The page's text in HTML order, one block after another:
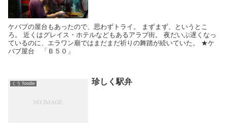
ケバブの屋台もあったので、思わずトライ。 まずまず、というとこ
ろ。 近くはグレイス・ホテルなどもあるアラブ街。 夜だいぶ遅くなっ
ているのに、エラワン廟ではまだまだ祈りの舞踏が続いていた。 ★ケ
バブ屋台 「Ｂ５０」
くう foodie 珍しく駅弁